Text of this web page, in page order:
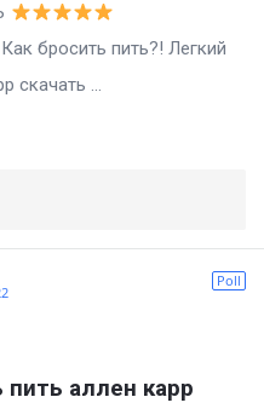
Легкий
скачать ...
Poll
аллен карр